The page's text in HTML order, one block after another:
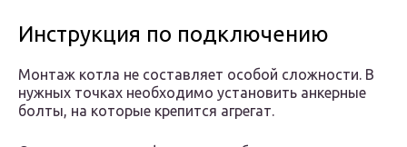
Инструкция по подключению
Монтаж котла не составляет особой сложности. В
нужных точках необходимо установить анкерные
болты, на которые крепится агрегат.